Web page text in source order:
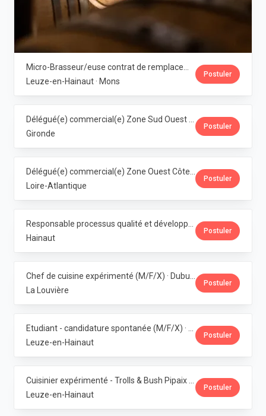
Leuze-en-Hainaut · Mons
Postuler
Gironde
Postuler
Loire-Atlantique
Postuler
Hainaut
Postuler
La Louvière
Postuler
Leuze-en-Hainaut
Postuler
Leuze-en-Hainaut
Postuler